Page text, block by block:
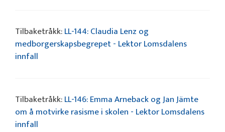
Tilbaketråkk:LL-144: Claudia Lenz og
medborgerskapsbegrepet - Lektor Lomsdalens
innfall
Tilbaketråkk:LL-146: Emma Arneback og Jan Jämte
om å motvirke rasisme i skolen - Lektor Lomsdalens
innfall